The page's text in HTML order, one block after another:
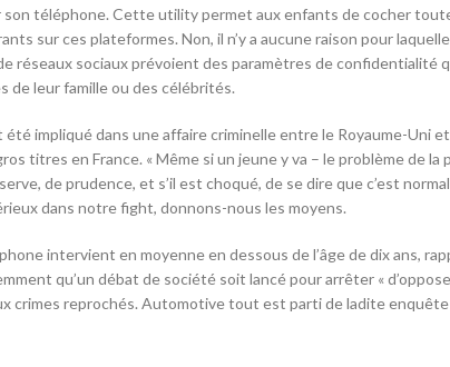
téléphone. Cette utility permet aux enfants de cocher
sur ces plateformes. Non, il n’y a aucune raison pour
sociaux prévoient des paramètres de confidentialité
de leur famille ou des célébrités.
impliqué dans une affaire criminelle entre le Royaume-Uni
titres en France. « Même si un jeune y va – le problème de
de prudence, et s’il est choqué, de se dire que c’est
dans notre fight, donnons-nous les moyens.
intervient en moyenne en dessous de l’âge de dix ans,
qu’un débat de société soit lancé pour arrêter «
reprochés. Automotive tout est parti de ladite enquête